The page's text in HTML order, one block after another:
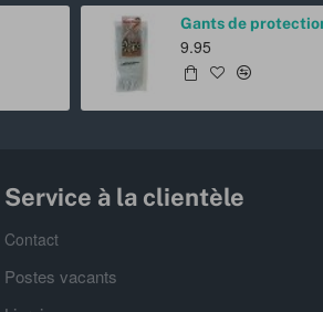
9.95
Service à la clientèle
Contact
Postes vacants